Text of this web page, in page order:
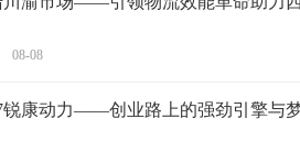
08-08
锐康动力——创业路上的强劲引擎与